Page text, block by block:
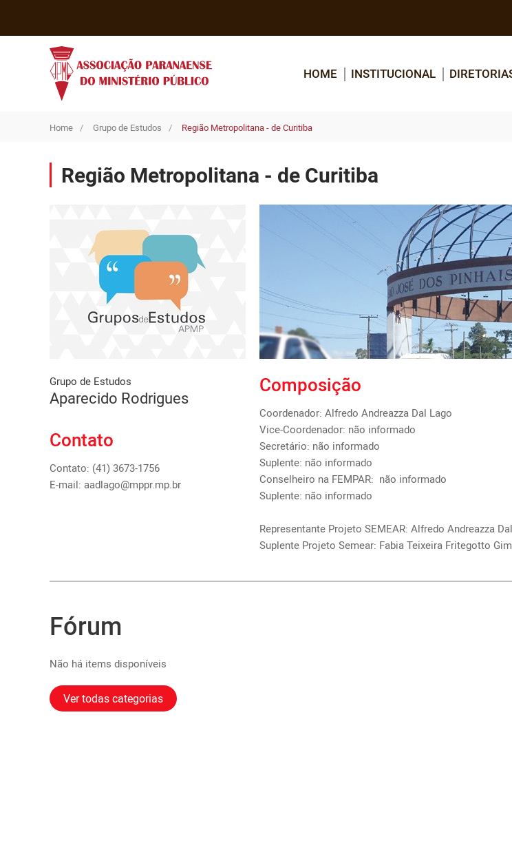
HOME INSTITUCIONAL
Home Grupo de Estudos Região Metropolitana - de Curitiba
Região Metropolitana - de Curitiba
Grupo de Estudos
Aparecido Rodrigues
Contato
Contato: (41) 3673-1756
E-mail: aadlago@mppr.mp.br
Composição
Coordenador: Alfredo Andreazza Dal Lago
Vice-Coordenador: não informado
Secretário: não informado
Suplente: não informado
Conselheiro na FEMPAR:  não informado
Suplente: não informado
Representante Projeto SEMEAR: Alfredo Andreazza
Suplente Projeto Semear: Fabia Teixeira Fritegotto
Fórum
Não há items disponíveis
Ver todas categorias